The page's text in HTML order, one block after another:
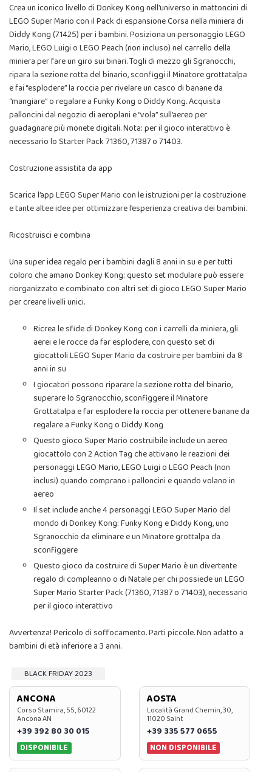
Crea un iconico livello di Donkey Kong nell’universo in mattoncini di
LEGO Super Mario con il Pack di espansione Corsa nella miniera di
Diddy Kong (71425) per i bambini. Posiziona un personaggio LEGO
Mario, LEGO Luigi o LEGO Peach (non incluso) nel carrello della
miniera per fare un giro sui binari. Togli di mezzo gli Sgranocchi,
ripara la sezione rotta del binario, sconfiggi il Minatore grottatalpa
e fai “esplodere” la roccia per rivelare un casco di banane da
“mangiare” o regalare a Funky Kong o Diddy Kong. Acquista
palloncini dal negozio di aeroplani e “vola” sull’aereo per
guadagnare più monete digitali. Nota: per il gioco interattivo è
necessario lo Starter Pack 71360, 71387 o 71403.
Costruzione assistita da app
Scarica l’app LEGO Super Mario con le istruzioni per la costruzione
e tante altee idee per ottimizzare l’esperienza creativa dei bambini.
Ricostruisci e combina
Una super idea regalo per i bambini dagli 8 anni in su e per tutti
coloro che amano Donkey Kong: questo set modulare può essere
riorganizzato e combinato con altri set di gioco LEGO Super Mario
per creare livelli unici.
Ricrea le sfide di Donkey Kong con i carrelli da miniera, gli
aerei e le rocce da far esplodere, con questo set di
giocattoli LEGO Super Mario da costruire per bambini da 8
anni in su
I giocatori possono riparare la sezione rotta del binario,
superare lo Sgranocchio, sconfiggere il Minatore
Grottatalpa e far esplodere la roccia per ottenere banane da
regalare a Funky Kong o Diddy Kong
Questo gioco Super Mario costruibile include un aereo
giocattolo con 2 Action Tag che attivano le reazioni dei
personaggi LEGO Mario, LEGO Luigi o LEGO Peach (non
inclusi) quando comprano i palloncini e quando volano in
aereo
Il set include anche 4 personaggi LEGO Super Mario del
mondo di Donkey Kong: Funky Kong e Diddy Kong, uno
Sgranocchio da eliminare e un Minatore grottalpa da
sconfiggere
Questo gioco da costruire di Super Mario è un divertente
regalo di compleanno o di Natale per chi possiede un LEGO
Super Mario Starter Pack (71360, 71387 o 71403), necessario
per il gioco interattivo
Avvertenza! Pericolo di soffocamento. Parti piccole. Non adatto a
bambini di età inferiore a 3 anni.
BLACK FRIDAY 2023
ANCONA
Corso Stamira, 55, 60122
Ancona AN
+39 392 80 30 015
DISPONIBILE
AOSTA
Località Grand Chemin, 30,
11020 Saint
+39 335 577 0655
NON DISPONIBILE